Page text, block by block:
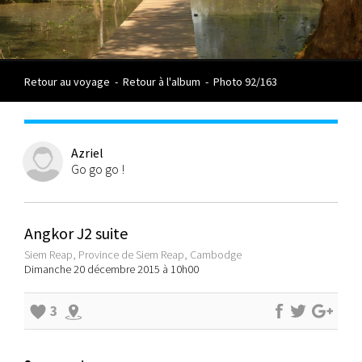
Retour au voyage - Retour à l'album - Photo 92/163
Azriel
Go go go !
Angkor J2 suite
Siem Reap, Province de Siem Reap, Cambodge
Dimanche 20 décembre 2015 à 10h00
3